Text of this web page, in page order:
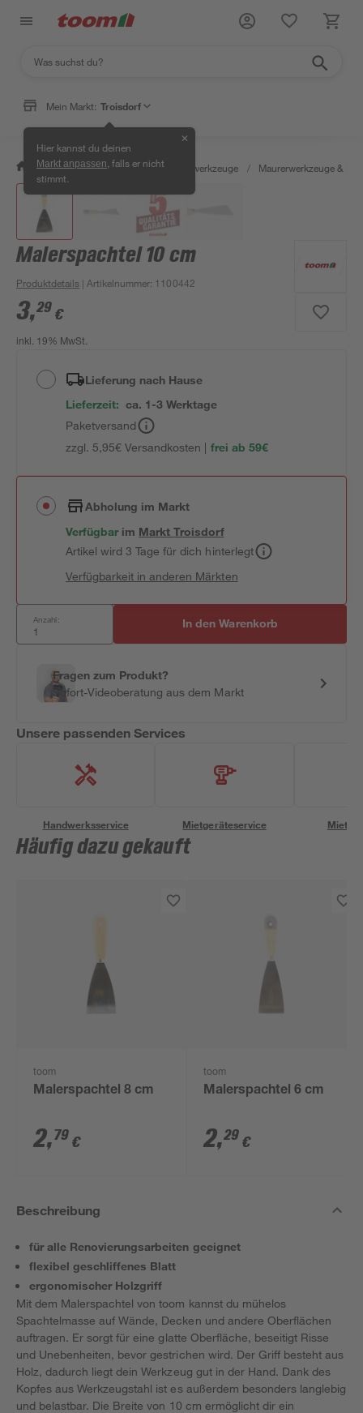
Mein Markt: Troisdorf
Hier kannst du deinen
Markt anpassen , falls er nicht
stimmt.
✕
/ Werkstatt & Maschinen / Handwerkzeuge / Maurerwerkzeuge &
Malerspachtel 10 cm
Produktdetails | Artikelnummer: 1100442
3,29 €
inkl. 19% MwSt.
Lieferung nach Hause
Lieferzeit: ca. 1-3 Werktage
Paketversand
zzgl. 5,95€ Versandkosten | frei ab 59€
Abholung im Markt
Verfügbar im MarktTroisdorf
Artikel wird 3 Tage für dich hinterlegt
Verfügbarkeit in anderen Märkten
Anzahl: In den Warenkorb
Fragen zum Produkt?
Sofort-Videoberatung aus dem Markt
Unsere passenden Services
Handwerksservice Mietgeräteservice
Häufig dazu gekauft
toom
Malerspachtel 8 cm
2,79 €
toom
Malerspachtel 6 cm
2,29 €
Beschreibung
für alle Renovierungsarbeiten geeignet
flexibel geschliffenes Blatt
ergonomischer Holzgriff
Mit dem Malerspachtel von toom kannst du mühelos
Spachtelmasse auf Wände, Decken und andere Oberflächen
auftragen. Er sorgt für eine glatte Oberfläche, beseitigt Risse
und Unebenheiten, bevor gestrichen wird. Der Griff besteht aus
Holz, dadurch liegt dein Werkzeug gut in der Hand. Dank des
Kopfes aus Werkzeugstahl ist es außerdem besonders langlebig
und belastbar. Die Breite von 10 cm ermöglicht dir ein